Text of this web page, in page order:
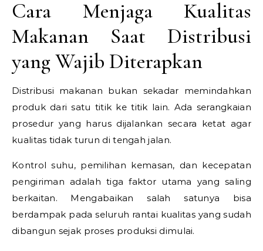
Cara Menjaga Kualitas
Makanan Saat Distribusi
yang Wajib Diterapkan
Distribusi makanan bukan sekadar memindahkan
produk dari satu titik ke titik lain. Ada serangkaian
prosedur yang harus dijalankan secara ketat agar
kualitas tidak turun di tengah jalan.
Kontrol suhu, pemilihan kemasan, dan kecepatan
pengiriman adalah tiga faktor utama yang saling
berkaitan. Mengabaikan salah satunya bisa
berdampak pada seluruh rantai kualitas yang sudah
dibangun sejak proses produksi dimulai.